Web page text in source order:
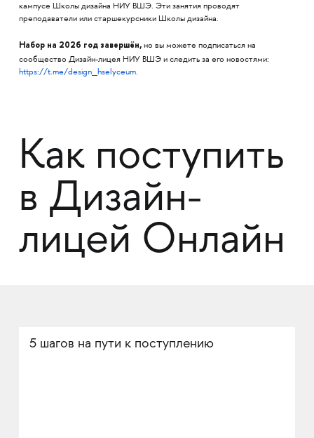
кампусе Школы дизайна НИУ ВШЭ. Эти занятия проводят
преподаватели или старшекурсники Школы дизайна.
Набор на 2026 год завершён,но вы можете подписаться на
сообщество Дизайн-лицея НИУ ВШЭ и следить за его новостями:
https://t.me/design_hselyceum.
Как поступить
в Дизайн-
лицей Онлайн
5 шагов на пути к поступлению